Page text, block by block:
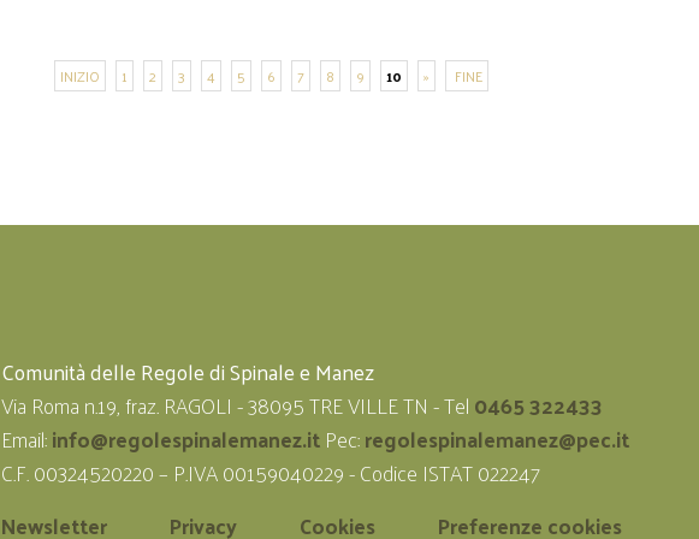
INIZIO 1 2 3 4 5 6 7 8 9 10 » FINE
Comunità delle Regole di Spinale e Manez
Via Roma n.19, fraz. RAGOLI - 38095 TRE VILLE TN - Tel0465 322433
Email:info@regolespinalemanez.itPec:regolespinalemanez@pec.it
C.F. 00324520220 – P.IVA 00159040229 - Codice ISTAT 022247
Newsletter
Privacy Cookies Preferenze cookies